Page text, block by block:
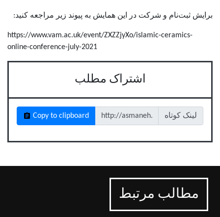
برایش ثبت‌نام و شرکت در این همایش به پیوند زیر مراجعه کنید:
https://www.vam.ac.uk/event/ZXZZjyXo/islamic-ceramics-
online-conference-july-2021
اشتراک مطلب
لینک کوتاه Copy to clipboard
مطالب مرتبط